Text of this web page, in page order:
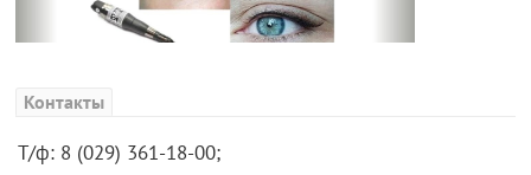
Контакты
Т/ф: 8 (029) 361-18-00;